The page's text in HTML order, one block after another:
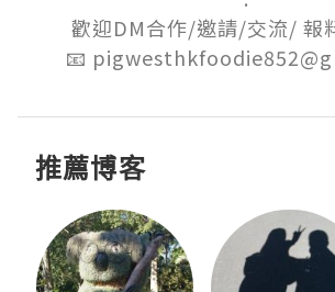
歡迎DM合作/邀請/交流/ 報
📧
推薦博客